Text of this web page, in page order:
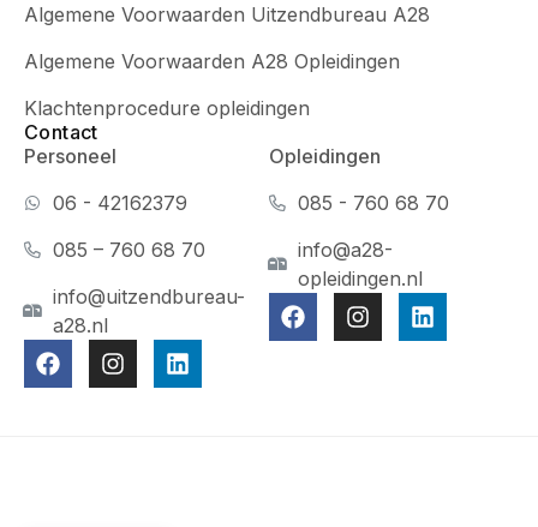
Algemene Voorwaarden Uitzendbureau A28
Algemene Voorwaarden A28 Opleidingen
Klachtenprocedure opleidingen
Contact
Personeel
06 - 42162379
085 – 760 68 70
info@uitzendbureau-
a28.nl
Opleidingen
085 - 760 68 70
info@a28-
opleidingen.nl